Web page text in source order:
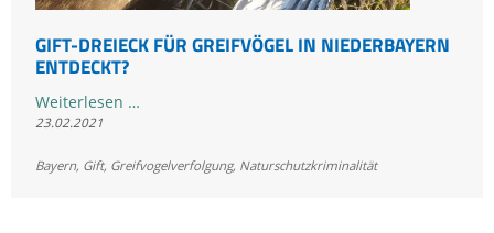
GIFT-DREIECK FÜR GREIFVÖGEL IN NIEDERBAYERN
ENTDECKT?
Weiterlesen …
Greifvögel
23.02.2021
Bayern, Gift, Greifvogelverfolgung, Naturschutzkriminalität